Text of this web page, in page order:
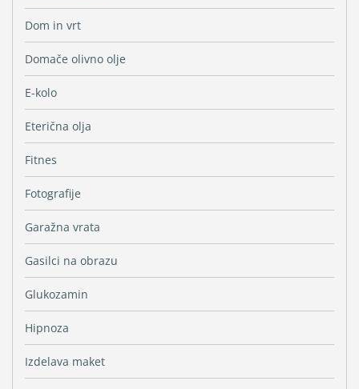
Dom in vrt
Domače olivno olje
E-kolo
Eterična olja
Fitnes
Fotografije
Garažna vrata
Gasilci na obrazu
Glukozamin
Hipnoza
Izdelava maket